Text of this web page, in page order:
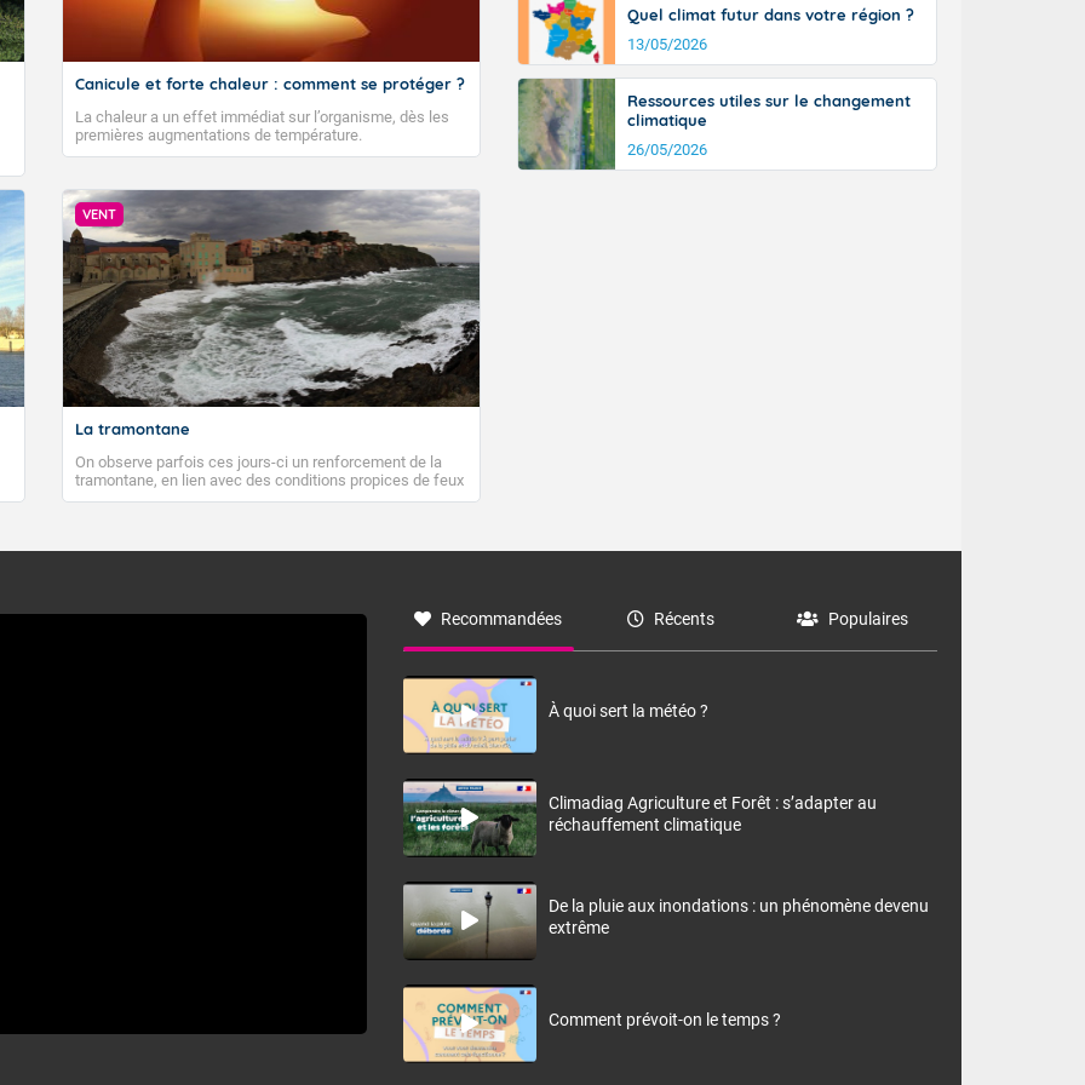
Canicule et forte chaleur : comment se protéger ?
La chaleur a un effet immédiat sur l’organisme, dès les
premières augmentations de température.
VENT
La tramontane
On observe parfois ces jours-ci un renforcement de la
tramontane, en lien avec des conditions propices de feux
de forêt. Mais qu'est-ce que la tramontane ? Quelles sont
à nord-ouest, dans un secteur qui part du Roussillon à la
monts, en allusion aux régions montagneuses d’où
Quel climat futur dans votre région ?
13/05/2026
Ressources utiles sur le changement
climatique
26/05/2026
Recommandées Récents Populaires
À quoi sert la météo ?
Climadiag Agriculture et Forêt : s’adapter au
réchauffement climatique
De la pluie aux inondations : un phénomène devenu
extrême
Comment prévoit-on le temps ?